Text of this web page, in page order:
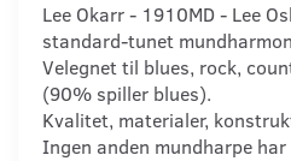
Lee Okarr - 1910MD - Lee
standard-tunet
Velegnet til blues, rock,
(90% spiller blues).
Kvalitet, materialer,
Ingen anden mundharpe